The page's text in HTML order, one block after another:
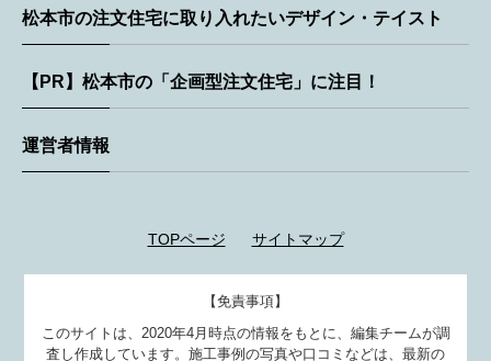
松本市の注文住宅に取り入れたいデザイン・テイスト
【PR】松本市の「企画型注文住宅」に注目！
運営者情報
TOPページ サイトマップ
【免責事項】
このサイトは、2020年4月時点の情報をもとに、編集チームが調
査し作成しています。施工事例の写真や口コミなどは、最新の